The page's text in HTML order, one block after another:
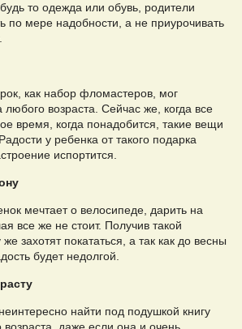
то одежда или обувь, родители
по мере надобности, а не приурочивать
как набор фломастеров, мог
любого возраста. Сейчас же, когда все
время, когда понадобится, такие вещи
у ребенка от такого подарка
испортится.
мечтает о велосипеде, дарить на
все же не стоит. Получив такой
захотят покататься, а так как до весны
будет недолгой.
найти под подушкой книгу